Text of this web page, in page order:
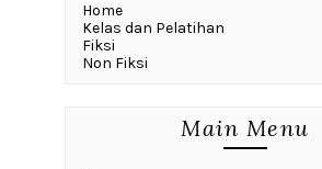
Home
Kelas dan Pelatihan
Fiksi
Non Fiksi
Main Menu